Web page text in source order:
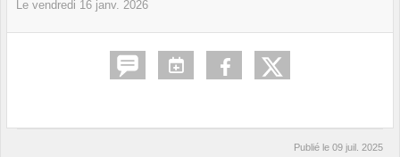
Le vendredi 16 janv. 2026
Publié le 09 juil. 2025